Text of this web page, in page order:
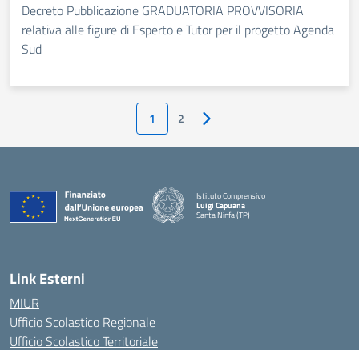
Decreto Pubblicazione GRADUATORIA PROVVISORIA
relativa alle figure di Esperto e Tutor per il progetto Agenda
Sud
1 2 Pagina successiva
Istituto Comprensivo
Luigi Capuana
Santa Ninfa (TP)
Link Esterni
MIUR
Ufficio Scolastico Regionale
Ufficio Scolastico Territoriale